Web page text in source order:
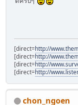
[direct=http://
[direct=http://
[direct=http://
[direct=http://
chon_ngoen